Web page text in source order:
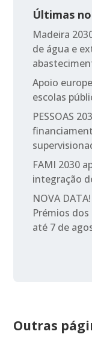
Últimas
Madeira
de água e
Apoio
escolas
PESSOAS
FAMI 2030
integração
NOVA
Prémios
até 7 de
Outras